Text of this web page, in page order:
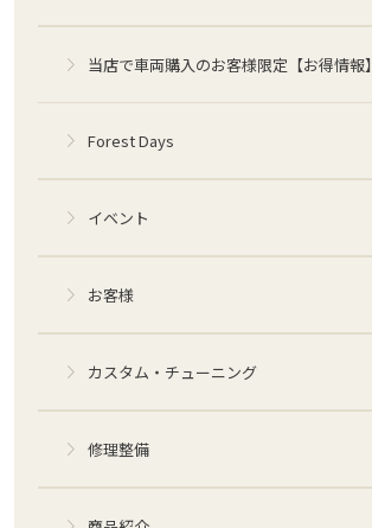
当店で車両購入のお客様限定【お得情報】
Forest Days
イベント
お客様
カスタム・チューニング
修理整備